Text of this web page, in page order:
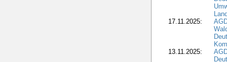
17.11.2025:
13.11.2025: